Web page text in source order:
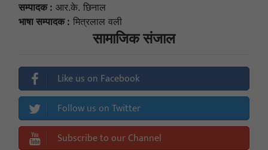
सम्पादक : आर.के. छिनाल
भाषा सम्पादक : मित्रलाल वली
सामाजिक संजाल
Like us on Facebook
Follow us on Twitter
Subscribe to our Channel